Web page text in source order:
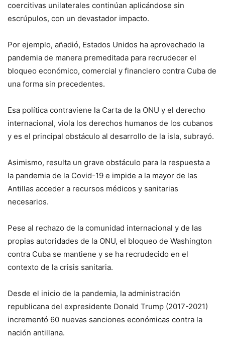
coercitivas unilaterales continúan aplicándose sin
escrúpulos, con un devastador impacto.
Por ejemplo, añadió, Estados Unidos ha aprovechado la
pandemia de manera premeditada para recrudecer el
bloqueo económico, comercial y financiero contra Cuba de
una forma sin precedentes.
Esa política contraviene la Carta de la ONU y el derecho
internacional, viola los derechos humanos de los cubanos
y es el principal obstáculo al desarrollo de la isla, subrayó.
Asimismo, resulta un grave obstáculo para la respuesta a
la pandemia de la Covid-19 e impide a la mayor de las
Antillas acceder a recursos médicos y sanitarias
necesarios.
Pese al rechazo de la comunidad internacional y de las
propias autoridades de la ONU, el bloqueo de Washington
contra Cuba se mantiene y se ha recrudecido en el
contexto de la crisis sanitaria.
Desde el inicio de la pandemia, la administración
republicana del expresidente Donald Trump (2017-2021)
incrementó 60 nuevas sanciones económicas contra la
nación antillana.